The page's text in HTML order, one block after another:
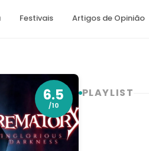
Festivais Artigos de Opinião
6.5
/10
PLAYLIST